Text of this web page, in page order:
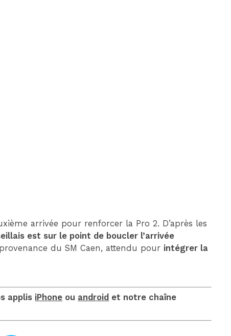
arrivée pour renforcer la Pro 2. D’après les
est sur le point de boucler l’arrivée
du SM Caen, attendu pour intégrer la
applis iPhone ou android et notre chaîne